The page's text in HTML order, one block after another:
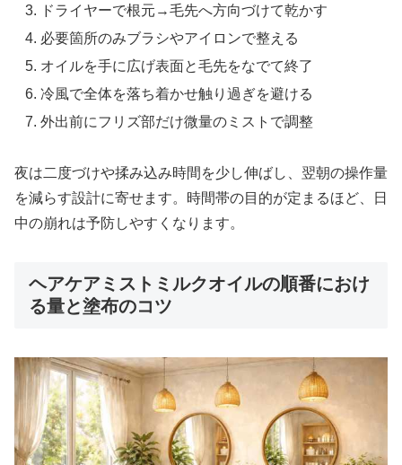
ドライヤーで根元→毛先へ方向づけて乾かす
必要箇所のみブラシやアイロンで整える
オイルを手に広げ表面と毛先をなでて終了
冷風で全体を落ち着かせ触り過ぎを避ける
外出前にフリズ部だけ微量のミストで調整
夜は二度づけや揉み込み時間を少し伸ばし、翌朝の操作量
を減らす設計に寄せます。時間帯の目的が定まるほど、日
中の崩れは予防しやすくなります。
ヘアケアミストミルクオイルの順番におけ
る量と塗布のコツ